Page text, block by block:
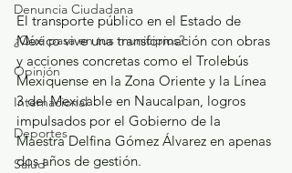
Denuncia Ciudadana
¿Qué pasa en tus municipios?
Opinión
Internacional
Deportes
Salud
El transporte público en el Estado de
México vive una transformación con obras
y acciones concretas como el Trolebús
Mexiquense en la Zona Oriente y la Línea
3 del Mexicable en Naucalpan, logros
impulsados por el Gobierno de la
Maestra Delfina Gómez Álvarez en apenas
dos años de gestión.